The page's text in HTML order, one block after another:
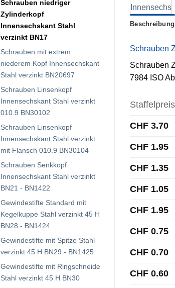
Schrauben niedriger
Zylinderkopf
Innensechskant Stahl
verzinkt BN17
Schrauben mit extrem
niederem Kopf Innensechskant
Stahl verzinkt BN20697
Schrauben Linsenkopf
Innensechskant Stahl verzinkt
010.9 BN30102
Schrauben Linsenkopf
Innensechskant Stahl verzinkt
mit Flansch 010.9 BN30104
Schrauben Senkkopf
Innensechskant Stahl verzinkt
BN21 - BN1422
Gewindestifte Standard mit
Kegelkuppe Stahl verzinkt 45 H
BN28 - BN1424
Gewindestifte mit Spitze Stahl
verzinkt 45 H BN29 - BN1425
Gewindestifte mit Ringschneide
Stahl verzinkt 45 H BN30
Beschreibung
Schrauben
Schrauben
7984 ISO
Staffelpreis
CHF 3.70
CHF 1.95
CHF 1.35
CHF 1.05
CHF 1.95
CHF 0.75
CHF 0.70
CHF 0.60